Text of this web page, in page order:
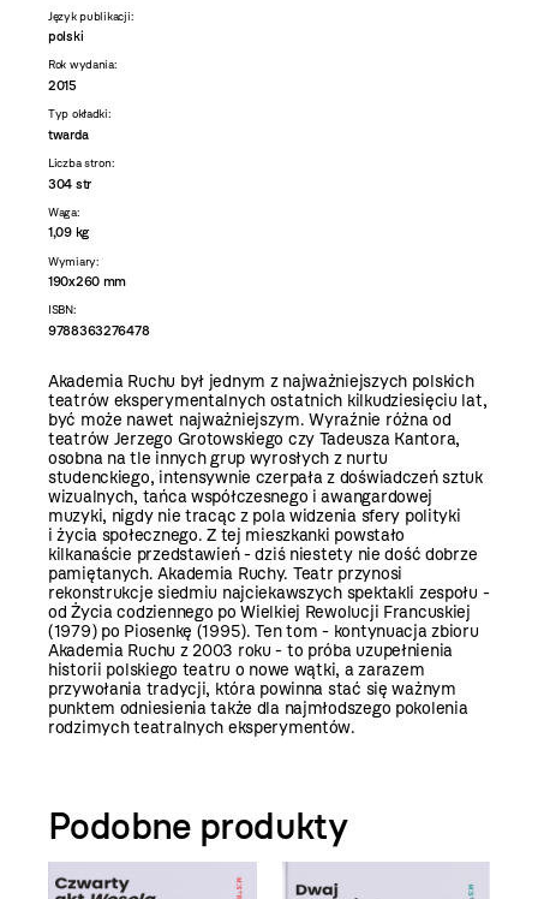
Język publikacji:
polski
Rok wydania:
2015
Typ okładki:
twarda
Liczba stron:
304 str
Waga:
1,09 kg
Wymiary:
190x260 mm
ISBN:
9788363276478
Akademia Ruchu był jednym z najważniejszych polskich
teatrów eksperymentalnych ostatnich kilkudziesięciu lat,
być może nawet najważniejszym. Wyraźnie różna od
teatrów Jerzego Grotowskiego czy Tadeusza Kantora,
osobna na tle innych grup wyrosłych z nurtu
studenckiego, intensywnie czerpała z doświadczeń sztuk
wizualnych, tańca współczesnego i awangardowej
muzyki, nigdy nie tracąc z pola widzenia sfery polityki
i życia społecznego. Z tej mieszkanki powstało
kilkanaście przedstawień - dziś niestety nie dość dobrze
pamiętanych. Akademia Ruchy. Teatr przynosi
rekonstrukcje siedmiu najciekawszych spektakli zespołu -
od Życia codziennego po Wielkiej Rewolucji Francuskiej
(1979) po Piosenkę (1995). Ten tom - kontynuacja zbioru
Akademia Ruchu z 2003 roku - to próba uzupełnienia
historii polskiego teatru o nowe wątki, a zarazem
przywołania tradycji, która powinna stać się ważnym
punktem odniesienia także dla najmłodszego pokolenia
rodzimych teatralnych eksperymentów.
Podobne produkty